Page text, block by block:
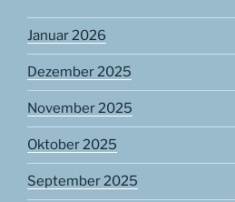
Januar 2026
Dezember 2025
November 2025
Oktober 2025
September 2025